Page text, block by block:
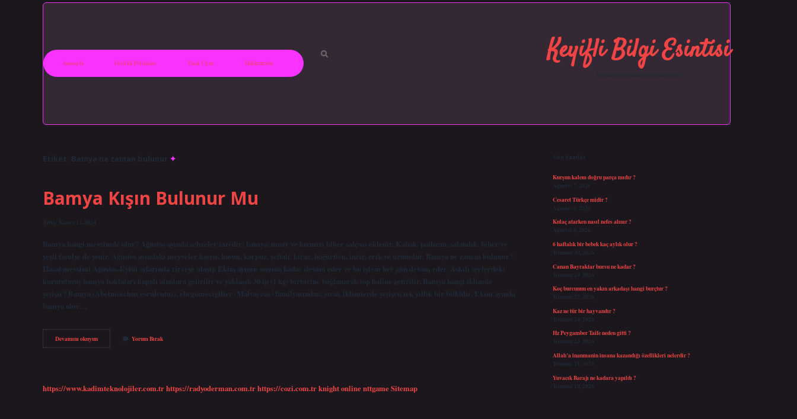
Anasayfa Gizlilik Politikası Yasal Uyarı Hakkımızda Keyifli Bilgi Esintisi
Etiket: Bamya ne zaman bulunur
Bamya Kışın Bulunur Mu
Tarih: Kasım 12, 2024
Bamya hangi mevsimde olur? Ağustos ayında sebzeler tazedir; bamya, mısır ve kırmızı biber salçası eklenir. Kabak, patlıcan, salatalık, biber ve
yeşil fasulye de yenir. Ağustos ayındaki meyveler kayısı, kavun, karpuz, şeftali, kiraz, böğürtlen, incir, erik ve üzümdür. Bamya ne zaman bulunur?
Hasat mevsimi Ağustos-Eylül aylarında zirveye ulaşıp Ekim ayının sonuna kadar devam eder ve bu işlem her gün devam eder. Askılı yerlerdeki
kurutulmuş bamya baklaları kapalı alanlara getirilir ve yaklaşık 30 ip (1 kg) birbirine bağlanarak top haline getirilir. Bamya hangi iklimde
yetişir? Bamya (Abelmoschus esculentus), ebegümecigiller (Malvaceae) familyasından, sıcak iklimlerde yetişen tek yıllık bir bitkidir. Ekim ayında
bamya olur…
Devamını okuyunBamya
Kışın
Yorum Bırak
https://www.kadimteknolojiler.com.trhttps://radyoderman.com.trhttps://cozi.com.trknight onlinenttgameSitemap
Son Yazılar
Kurşun kalem doğru parça mıdır ?
Ağustos 7, 2026
Cesaret Türkçe midir ?
Ağustos 6, 2026
Kulaç atarken nasıl nefes alınır ?
Ağustos 6, 2026
6 haftalık bir bebek kaç aylık olur ?
Temmuz 30, 2026
Canan Bayraktar bursu ne kadar ?
Temmuz 29, 2026
Koç burcunun en yakın arkadaşı hangi burçtur ?
Temmuz 27, 2026
Kaz ne tür bir hayvandır ?
Temmuz 24, 2026
Hz Peygamber Taife neden gitti ?
Temmuz 23, 2026
Allah’a inanmanin insana kazandığı özellikleri nelerdir ?
Temmuz 21, 2026
Yuvacık Barajı ne kadara yapıldı ?
Temmuz 19, 2026